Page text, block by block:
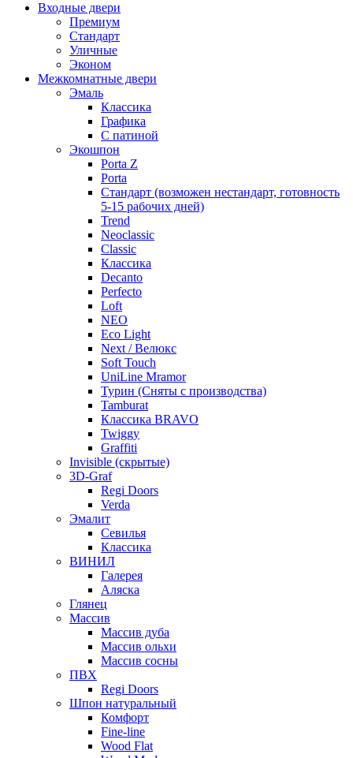
Входные двери
Премиум
Стандарт
Уличные
Эконом
Межкомнатные двери
Эмаль
Классика
Графика
С патиной
Экошпон
Porta Z
Porta
Стандарт (возможен нестандарт, готовность
5-15 рабочих дней)
Trend
Neoclassic
Classic
Классика
Decanto
Perfecto
Loft
NEO
Eco Light
Next / Велюкс
Soft Touch
UniLine Mramor
Турин (Сняты с производства)
Tamburat
Классика BRAVO
Twiggy
Graffiti
Invisible (скрытые)
3D-Graf
Regi Doors
Verda
Эмалит
Севилья
Классика
ВИНИЛ
Галерея
Аляска
Глянец
Массив
Массив дуба
Массив ольхи
Массив сосны
ПВХ
Regi Doors
Шпон натуральный
Комфорт
Fine-line
Wood Flat